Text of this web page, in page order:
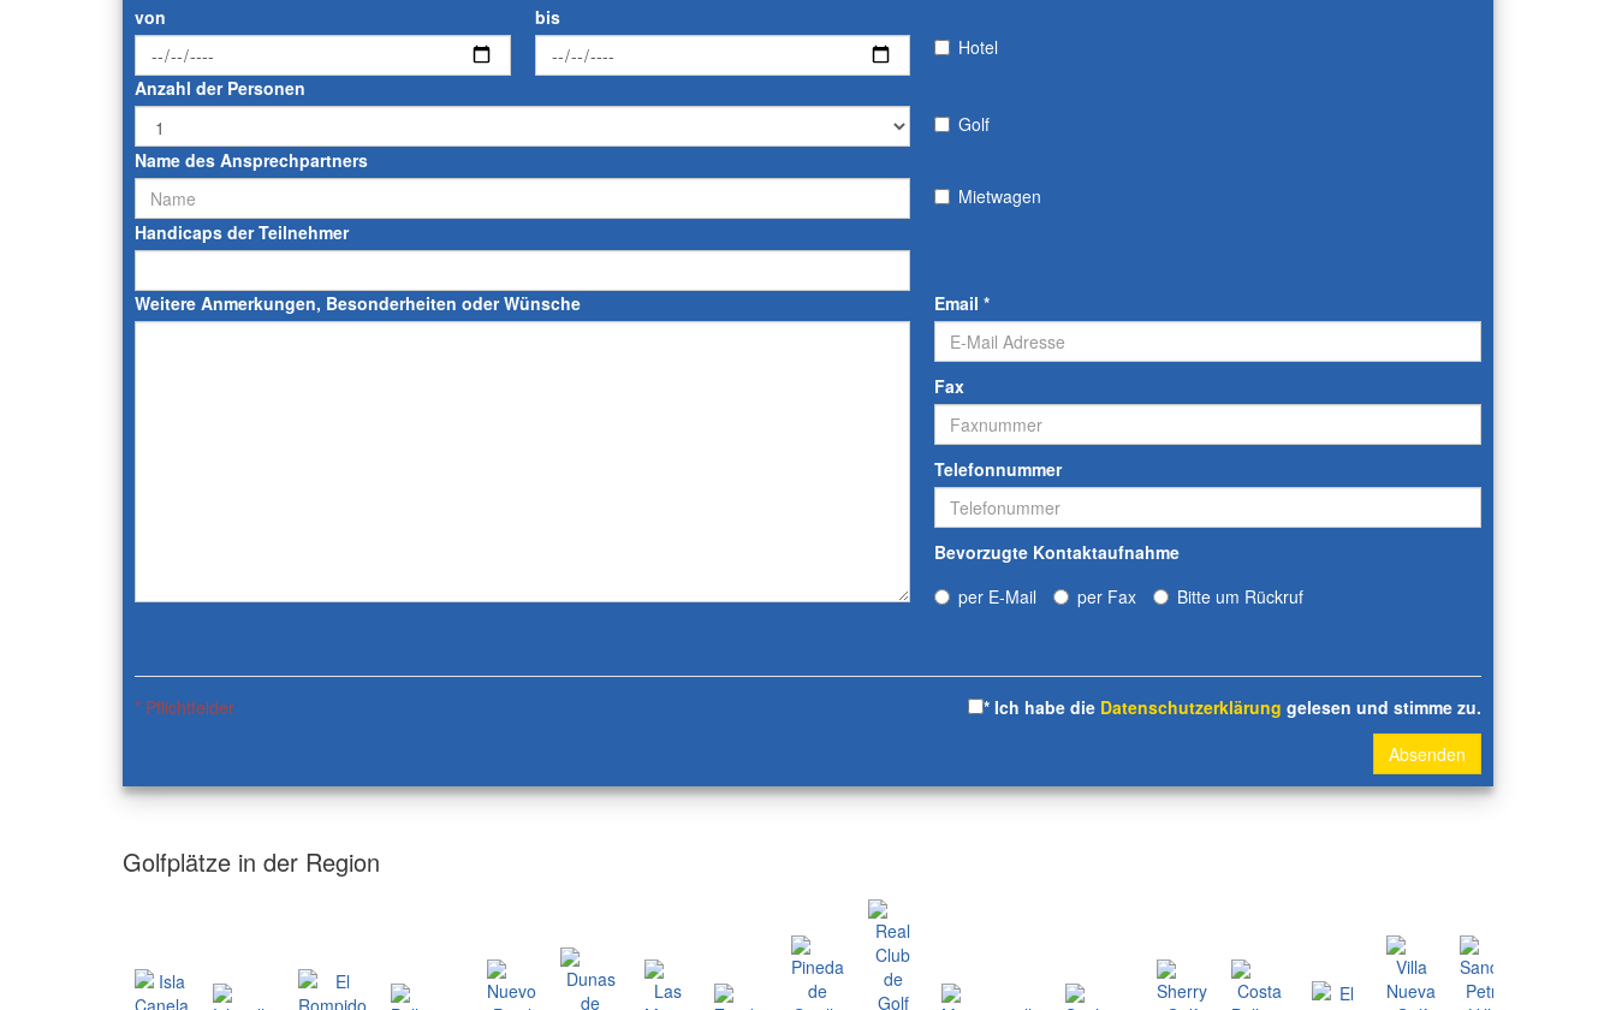
von
bis
Hotel
Anzahl der Personen
Golf
Name des Ansprechpartners
Mietwagen
Handicaps der Teilnehmer
Weitere Anmerkungen, Besonderheiten oder Wünsche Email *
Fax
Telefonnummer
Bevorzugte Kontaktaufnahme
per E-Mail
per Fax Bitte um Rückruf
* Pflichtfelder * Ich habe die Datenschutzerklärung gelesen und stimme zu.
Absenden
Golfplätze in der Region